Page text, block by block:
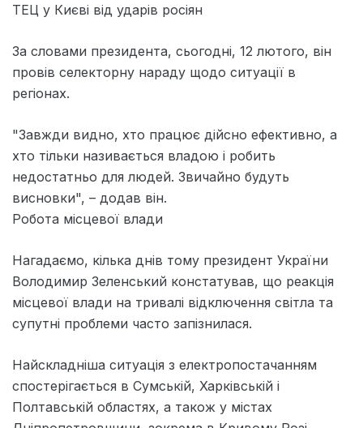
ТЕЦ у Києві від ударів росіян
За словами президента, сьогодні, 12 лютого, він
провів селекторну нараду щодо ситуації в
регіонах.
"Завжди видно, хто працює дійсно ефективно, а
хто тільки називається владою і робить
недостатньо для людей. Звичайно будуть
висновки", – додав він.
Робота місцевої влади
Нагадаємо, кілька днів тому президент України
Володимир Зеленський констатував, що реакція
місцевої влади на тривалі відключення світла та
супутні проблеми часто запізнилася.
Найскладніша ситуація з електропостачанням
спостерігається в Сумській, Харківській і
Полтавській областях, а також у містах